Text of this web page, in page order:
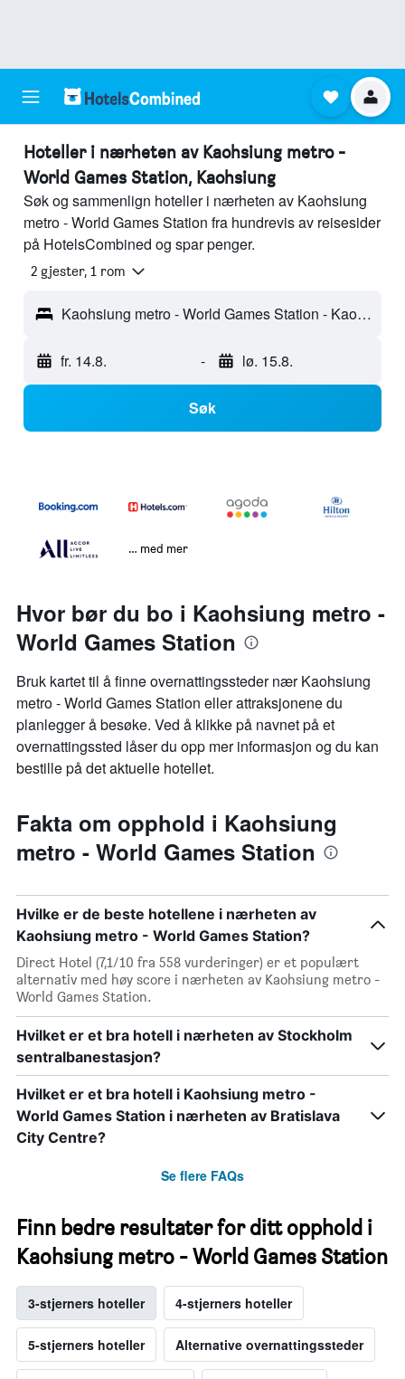
Hoteller i nærheten av Kaohsiung metro -
World Games Station, Kaohsiung
Søk og sammenlign hoteller i nærheten av Kaohsiung
metro - World Games Station fra hundrevis av reisesider
på HotelsCombined og spar penger.
2 gjester, 1 rom
Kaohsiung metro - World Games Station - Kaohsiung, Taiwan
fr. 14.8. - lø. 15.8.
Søk
… med mer
Hvor bør du bo i Kaohsiung metro -
World Games Station
Bruk kartet til å finne overnattingssteder nær Kaohsiung
metro - World Games Station eller attraksjonene du
planlegger å besøke. Ved å klikke på navnet på et
overnattingssted låser du opp mer informasjon og du kan
bestille på det aktuelle hotellet.
Fakta om opphold i Kaohsiung
metro - World Games Station
Hvilke er de beste hotellene i nærheten av
Kaohsiung metro - World Games Station?
Direct Hotel (7,1/10 fra 558 vurderinger) er et populært
alternativ med høy score i nærheten av Kaohsiung metro -
World Games Station.
Hvilket er et bra hotell i nærheten av Stockholm
sentralbanestasjon?
Hvilket er et bra hotell i Kaohsiung metro -
World Games Station i nærheten av Bratislava
City Centre?
Se flere FAQs
Finn bedre resultater for ditt opphold i
Kaohsiung metro - World Games Station
3-stjerners hoteller 4-stjerners hoteller
5-stjerners hoteller Alternative overnattingssteder